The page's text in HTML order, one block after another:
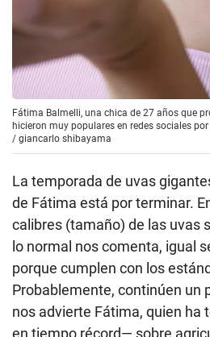
Fátima Balmelli, una chica de 27 años que
hicieron muy populares en redes sociales
/ giancarlo shibayama
La temporada de uvas
de Fátima está por terminar.
calibres (tamaño) de las uvas
lo normal nos comenta, igual
porque cumplen con los
Probablemente, continúen un
nos advierte Fátima, quien ha
en tiempo récord— sobre